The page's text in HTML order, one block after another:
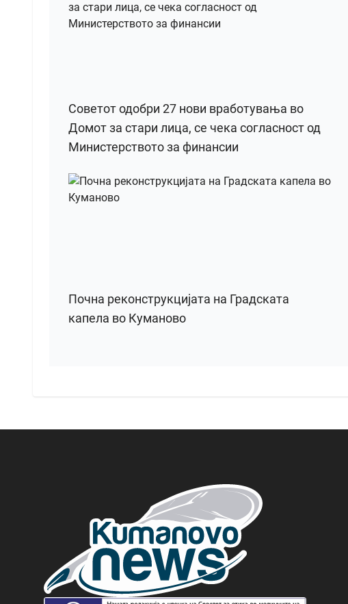
Советот одобри 27 нови вработувања во
Домот за стари лица, се чека согласност од
Министерството за финансии
Почна реконструкцијата на Градската
капела во Куманово